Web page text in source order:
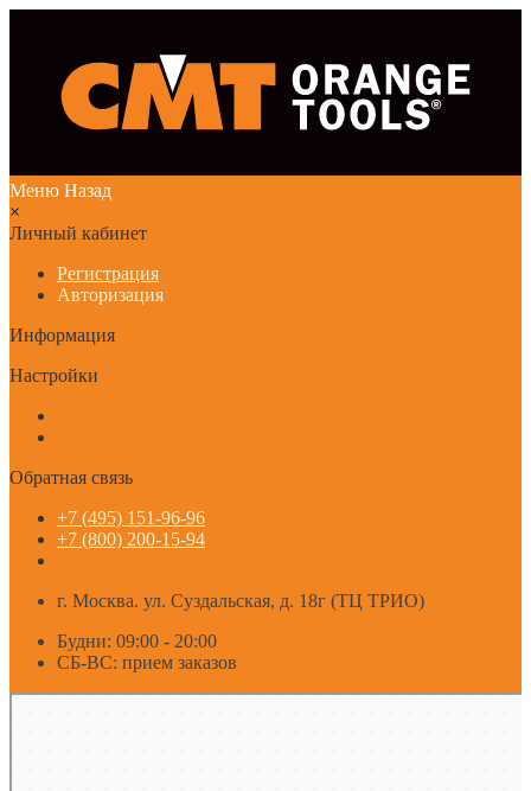
Меню Назад
×
Личный кабинет
Регистрация
Авторизация
Информация
Настройки
Обратная связь
+7 (495) 151-96-96
+7 (800) 200-15-94
г. Москва. ул. Суздальская, д. 18г (ТЦ ТРИО)
Будни: 09:00 - 20:00
СБ-ВС: прием заказов